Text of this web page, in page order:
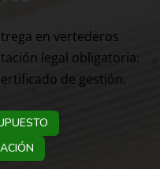
en vertederos
legal obligatoria:
de gestión.